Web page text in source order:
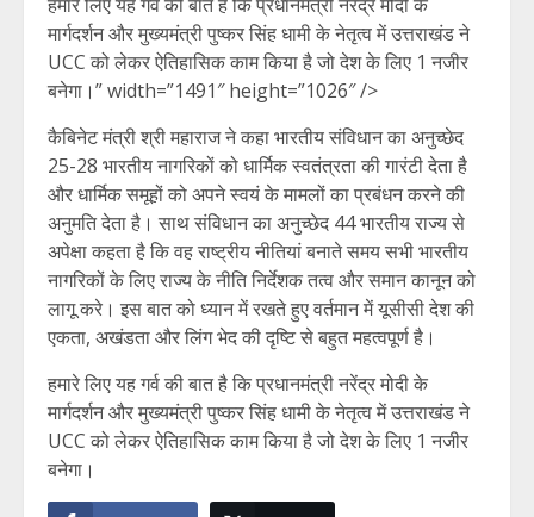
हमारे लिए यह गर्व की बात है कि प्रधानमंत्री नरेंद्र मोदी के
मार्गदर्शन और मुख्यमंत्री पुष्कर सिंह धामी के नेतृत्व में उत्तराखंड ने
UCC को लेकर ऐतिहासिक काम किया है जो देश के लिए 1 नजीर
बनेगा।” width=”1491″ height=”1026″ />
कैबिनेट मंत्री श्री महाराज ने कहा भारतीय संविधान का अनुच्छेद
25-28 भारतीय नागरिकों को धार्मिक स्वतंत्रता की गारंटी देता है
और धार्मिक समूहों को अपने स्वयं के मामलों का प्रबंधन करने की
अनुमति देता है। साथ संविधान का अनुच्छेद 44 भारतीय राज्य से
अपेक्षा कहता है कि वह राष्ट्रीय नीतियां बनाते समय सभी भारतीय
नागरिकों के लिए राज्य के नीति निर्देशक तत्व और समान कानून को
लागू करे। इस बात को ध्यान में रखते हुए वर्तमान में यूसीसी देश की
एकता, अखंडता और लिंग भेद की दृष्टि से बहुत महत्वपूर्ण है।
हमारे लिए यह गर्व की बात है कि प्रधानमंत्री नरेंद्र मोदी के
मार्गदर्शन और मुख्यमंत्री पुष्कर सिंह धामी के नेतृत्व में उत्तराखंड ने
UCC को लेकर ऐतिहासिक काम किया है जो देश के लिए 1 नजीर
बनेगा।